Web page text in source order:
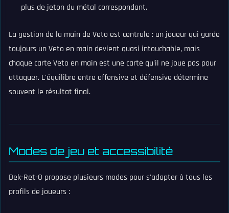
plus de jeton du métal correspondant.
La gestion de la main de Veto est centrale : un joueur qui garde
toujours un Veto en main devient quasi intouchable, mais
chaque carte Veto en main est une carte qu'il ne joue pas pour
attaquer. L'équilibre entre offensive et défensive détermine
souvent le résultat final.
Modes de jeu et accessibilité
Dek-Ret-O propose plusieurs modes pour s'adapter à tous les
profils de joueurs :